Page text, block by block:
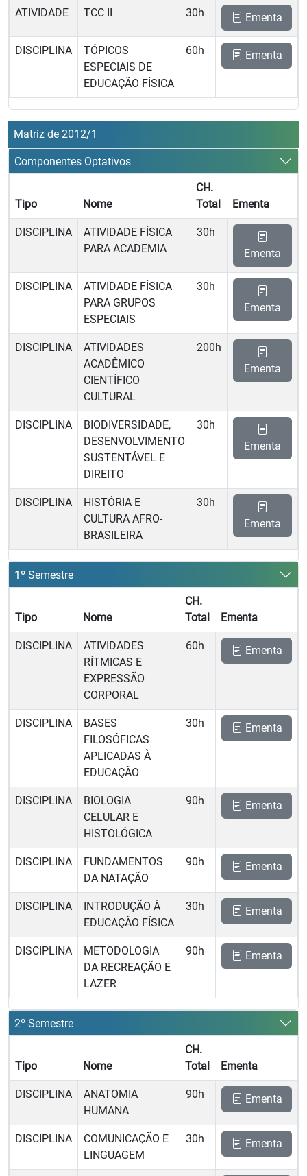
ATIVIDADE TCC II 30h Ementa
DISCIPLINA
TÓPICOS
ESPECIAIS DE
EDUCAÇÃO FÍSICA
60h Ementa
Matriz de 2012/1
Componentes Optativos
Tipo Nome
CH.
Total
Ementa
DISCIPLINA
ATIVIDADE FÍSICA
PARA ACADEMIA
30h
Ementa
DISCIPLINA
ATIVIDADE FÍSICA
PARA GRUPOS
ESPECIAIS
30h
Ementa
DISCIPLINA
ATIVIDADES
ACADÊMICO
CIENTÍFICO
CULTURAL
200h
Ementa
DISCIPLINA
BIODIVERSIDADE,
DESENVOLVIMENTO
SUSTENTÁVEL E
DIREITO
30h
Ementa
DISCIPLINA
HISTÓRIA E
CULTURA AFRO-
BRASILEIRA
30h
Ementa
1º Semestre
Tipo Nome
CH.
Total
Ementa
DISCIPLINA
ATIVIDADES
RÍTMICAS E
EXPRESSÃO
CORPORAL
60h Ementa
DISCIPLINA
BASES
FILOSÓFICAS
APLICADAS À
EDUCAÇÃO
30h Ementa
DISCIPLINA
BIOLOGIA
CELULAR E
HISTOLÓGICA
90h Ementa
DISCIPLINA
FUNDAMENTOS
DA NATAÇÃO
90h Ementa
DISCIPLINA
INTRODUÇÃO À
EDUCAÇÃO FÍSICA
30h Ementa
DISCIPLINA
METODOLOGIA
DA RECREAÇÃO E
LAZER
90h Ementa
2º Semestre
Tipo Nome
CH.
Total
Ementa
DISCIPLINA
ANATOMIA
HUMANA
90h Ementa
DISCIPLINA
COMUNICAÇÃO E
LINGUAGEM
30h Ementa